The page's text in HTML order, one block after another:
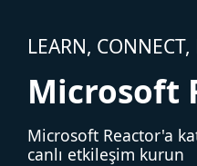
LEARN,
Microsoft
Microsoft Reactor'a
canlı etkileşim kurun